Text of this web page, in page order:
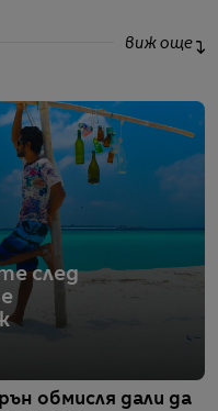
виж още
след
обмисля дали да